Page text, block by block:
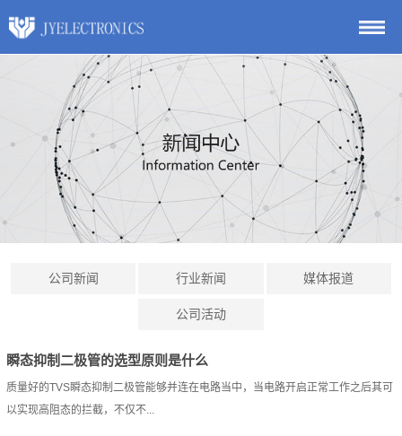
公司新闻 行业新闻 媒体报道
公司活动
瞬态抑制二极管的选型原则是什么
质量好的TVS瞬态抑制二极管能够并连在电路当中，当电路开启正常工作之后其可
以实现高阻态的拦截，不仅不...